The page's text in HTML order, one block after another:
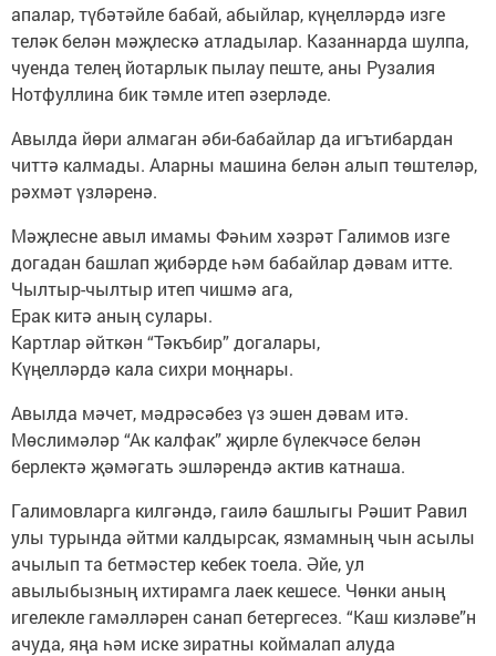
апалар, тү­бә­тәй­ле бабай, абыйлар, күңелләр­дә изге
теләк белән мәҗлескә атладылар. Казаннарда шулпа,
чуенда телең йотарлык пылау пеште, аны Рузалия
Нотфуллина бик тәмле итеп әзерләде.
Авылда йөри алмаган әби-бабайлар да игътибардан
читтә калмады. Аларны машина белән алып төштеләр,
рәхмәт үзләренә.
Мәҗлесне авыл имамы Фәһим хәзрәт Галимов изге
догадан башлап җибәрде һәм бабайлар дәвам итте.
Чылтыр-чылтыр итеп чишмә ага,
Ерак китә аның сулары.
Картлар әйткән “Тәкъбир” догалары,
Күңелләрдә кала сихри моңнары.
Авылда мәчет, мәдрә­сәбез үз эшен дәвам итә.
Мөслимәләр “Ак калфак” җирле бүлекчәсе белән
берлектә җә­мә­гать эшләрендә актив ­катнаша.
Галимовларга килгәндә, гаилә башлыгы Рәшит Равил
улы турында әйтми калдырсак, язмамның чын асылы
ачылып та бетмәстер кебек тое­ла. Әйе, ул
авылыбызның ихтирамга лаек кешесе. Чөнки аның
игелекле гамәлләрен санап бетергесез. “Каш кизләве”н
ачуда, яңа һәм иске зиратны коймалап алуда